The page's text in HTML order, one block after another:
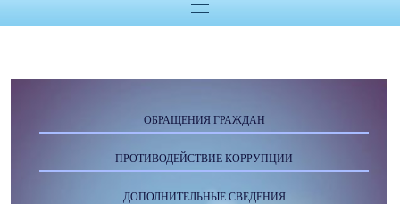
ОБРАЩЕНИЯ ГРАЖДАН
ПРОТИВОДЕЙСТВИЕ КОРРУПЦИИ
ДОПОЛНИТЕЛЬНЫЕ СВЕДЕНИЯ